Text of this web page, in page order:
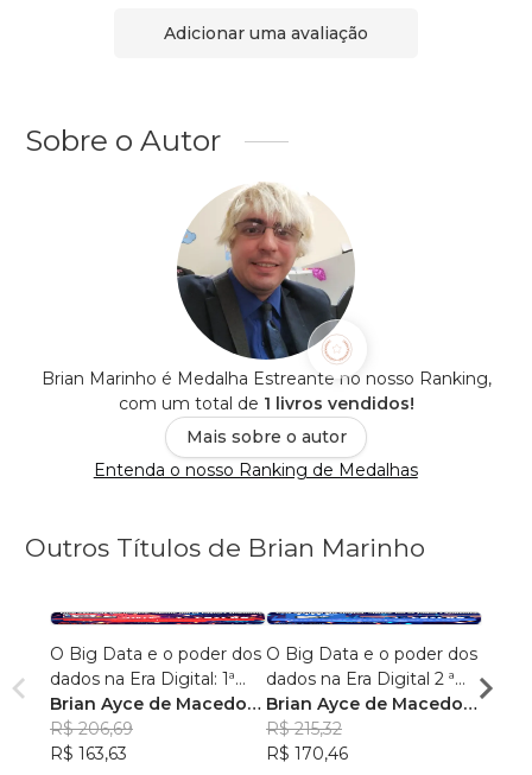
Adicionar uma avaliação
Sobre o Autor
Brian Marinho é Medalha Estreante no nosso Ranking,
com um total de 1 livros vendidos!
Mais sobre o autor
Entenda o nosso Ranking de Medalhas
Outros Títulos de Brian Marinho
O Big Data e o poder dos
dados na Era Digital: 1ª
Edição.
Brian Ayce de Macedo
Marinho
R$ 206,69
R$ 163,63
O Big Data e o poder dos
dados na Era Digital 2 ª
Edição:
Brian Ayce de Macedo
Marinho
R$ 215,32
R$ 170,46